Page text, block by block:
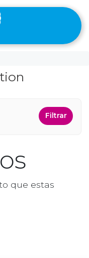
Filtrar
que estas